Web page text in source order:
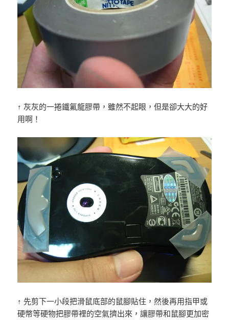
↑ 灰灰的一捲鐵氟龍膠帶，雖然不起眼，但是卻大大的好
用啊！
↑ 先剪下一小段把滑鼠底部的鼠腳貼住，然後再用指甲或
硬幣等硬物把膠帶裡的空氣擠出來，讓膠帶和鼠腳更加密